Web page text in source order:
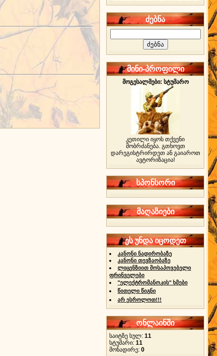
ძებნა
მინი-პროფილი
მოგესალმები: სტუმარო
კეთილი იყოს თქვენი
მობრძანება. გთხოვთ
დარეგისტრირდეთ ან გაიაროთ
ავტორიზაცია!
სპონსორი
მაღაზიები
ეს უნდა იცოდეთ
კანონი ნადირობაზე
კანონი თევზაობაზე
ლიცენზიით მოსაპოვებელი
ფრინველები
"ელექტრომანოკის" ხმები
წითელი წიგნი
არ ესროლოთ!!!
ონლაინში
საიტზე სულ: 11
სტუმარი: 11
მონადირე: 0